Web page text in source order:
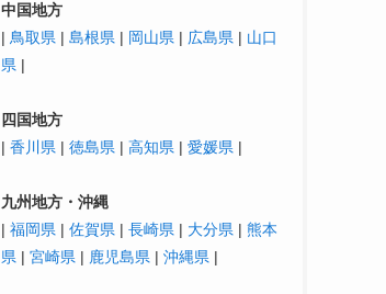
中国地方
| 鳥取県 | 島根県 | 岡山県 | 広島県 | 山口
県 |
四国地方
| 香川県 | 徳島県 | 高知県 | 愛媛県 |
九州地方・沖縄
| 福岡県 | 佐賀県 | 長崎県 | 大分県 | 熊本
県 | 宮崎県 | 鹿児島県 | 沖縄県 |